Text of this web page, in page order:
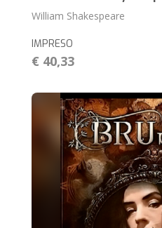
William Shakespeare
IMPRESO
€ 40,33